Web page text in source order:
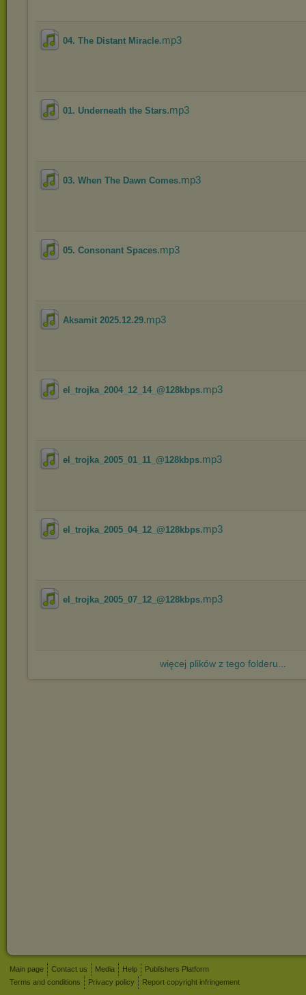
04. The Distant Miracle.mp3
01. Underneath the Stars.mp3
03. When The Dawn Comes.mp3
05. Consonant Spaces.mp3
Aksamit 2025.12.29.mp3
el_trojka_2004_12_14_@128kbps.mp3
el_trojka_2005_01_11_@128kbps.mp3
el_trojka_2005_04_12_@128kbps.mp3
el_trojka_2005_07_12_@128kbps.mp3
więcej plików z tego folderu...
Main page Contact us Media Help
Publishers Platform
Terms and conditions
Privacy policy Report copyright infringement